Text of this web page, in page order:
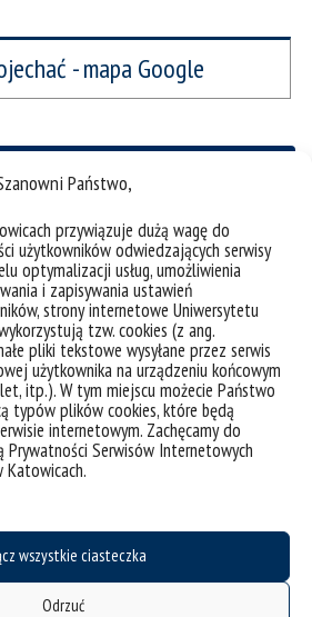
Państwo,
przywiązuje dużą wagę do
użytkowników odwiedzających serwisy
optymalizacji usług, umożliwienia
i zapisywania ustawień
strony internetowe Uniwersytetu
tzw. cookies (z ang.
pliki tekstowe wysyłane przez serwis
użytkownika na urządzeniu końcowym
itp.). W tym miejscu możecie Państwo
typów plików cookies, które będą
internetowym. Zachęcamy do
Prywatności Serwisów Internetowych
Katowicach.
wszystkie ciasteczka
Odrzuć
- mapa Google
Patroni
hab. Robert Musioł
Instytutu Chemii